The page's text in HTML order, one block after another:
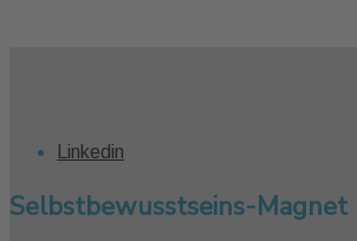
Linkedin
Selbstbewusstseins-Magnet